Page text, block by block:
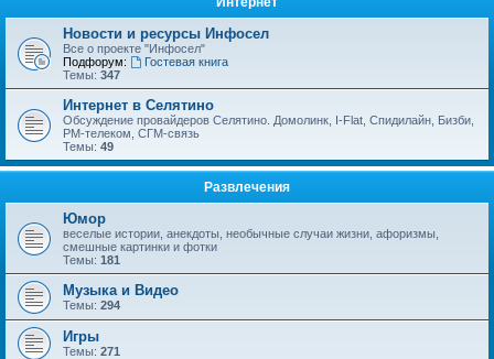
Новости и ресурсы Инфосел
Все о проекте "Инфосел"
Подфорум:
Гостевая книга
Темы: 347
Интернет в Селятино
Обсуждение провайдеров Селятино. Домолинк, I-Flat, Спидилайн, Бизби,
РМ-телеком, СГМ-связь
Темы: 49
Развлечения
Юмор
веселые истории, анекдоты, необычные случаи жизни, афоризмы,
смешные картинки и фотки
Темы: 181
Музыка и Видео
Темы: 294
Игры
Темы: 271